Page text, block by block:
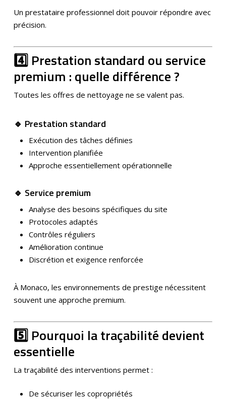
Un prestataire professionnel doit pouvoir répondre avec
précision.
4️⃣ Prestation standard ou service
premium : quelle différence ?
Toutes les offres de nettoyage ne se valent pas.
🔹 Prestation standard
Exécution des tâches définies
Intervention planifiée
Approche essentiellement opérationnelle
🔹 Service premium
Analyse des besoins spécifiques du site
Protocoles adaptés
Contrôles réguliers
Amélioration continue
Discrétion et exigence renforcée
À Monaco, les environnements de prestige nécessitent
souvent une approche premium.
5️⃣ Pourquoi la traçabilité devient
essentielle
La traçabilité des interventions permet :
De sécuriser les copropriétés